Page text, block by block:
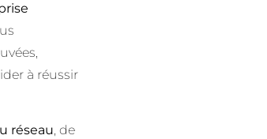
à réussir
réseau, de